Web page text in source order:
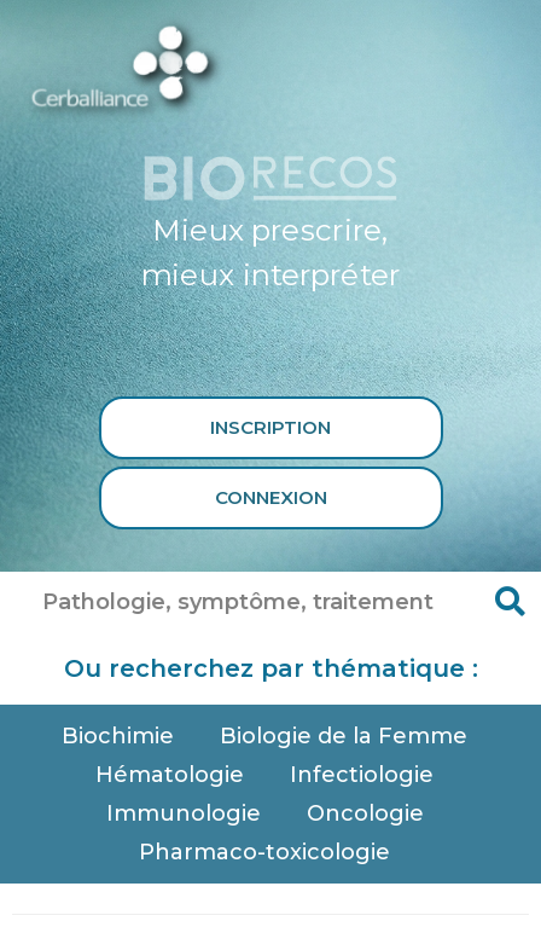
Mieux prescrire,
mieux interpréter
INSCRIPTION
CONNEXION
Ou recherchez par thématique :
Biochimie
Biologie de la Femme
Hématologie
Infectiologie
Immunologie
Oncologie
Pharmaco-toxicologie